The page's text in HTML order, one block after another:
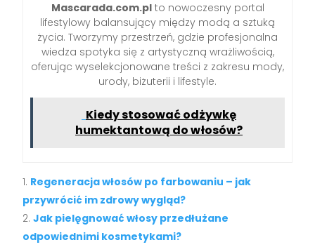
Mascarada.com.plto nowoczesny portal
lifestylowy balansujący między modą a sztuką
życia. Tworzymy przestrzeń, gdzie profesjonalna
wiedza spotyka się z artystyczną wrażliwością,
oferując wyselekcjonowane treści z zakresu mody,
urody, biżuterii i lifestyle.
Kiedy stosować odżywkę
humektantową do włosów?
Regeneracja włosów po farbowaniu – jak
przywrócić im zdrowy wygląd?
Jak pielęgnować włosy przedłużane
odpowiednimi kosmetykami?